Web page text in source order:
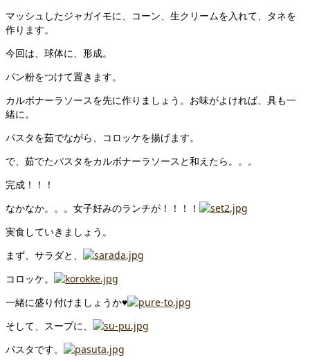
マッシュしたジャガイモに、コーン、生クリームを入れて、タネを
作ります。
今回は、球体に、形成。
パン粉をつけて置きます。
カルボナーラソースを先に作りましょう。お味がよければ、具も一
緒に。
パスタを茹でながら、コロッケを揚げます。
で、茹でたパスタをカルボナーラソースと和えたら。。。
完成！！！
なかなか。。。女子好みのランチが！！！！
実食していきましょう。
まず、サラダと、
コロッケ。
一緒に盛り付けましょうか♥
そして、スープに、
パスタです。